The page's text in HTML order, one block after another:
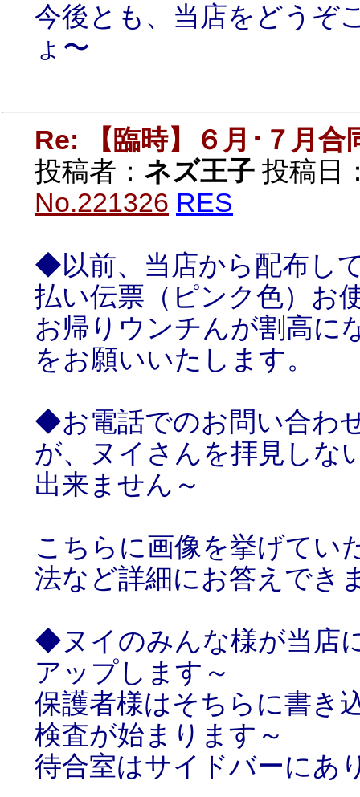
今後とも、当店をどうぞ
ょ〜
Re: 【臨時】６月･７月
投稿者： ネズ王子 投稿日
No.221326 RES
◆以前、当店から配布し
払い伝票（ピンク色）お
お帰りウンチんが割高に
をお願いいたします。
◆お電話でのお問い合わ
が、ヌイさんを拝見しな
出来ません～
こちらに画像を挙げてい
法など詳細にお答えでき
◆ヌイのみんな様が当店
アップします～
保護者様はそちらに書き
検査が始まります～
待合室はサイドバーにあ